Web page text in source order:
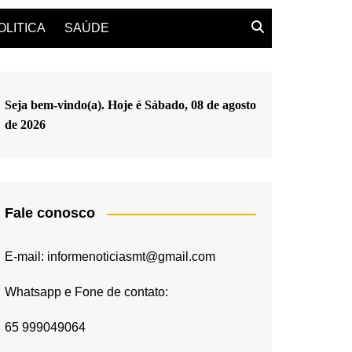
SAÚDE
Seja bem-vindo(a). Hoje é Sábado, 08 de agosto
de 2026
Fale conosco
E-mail: informenoticiasmt@gmail.com
Whatsapp e Fone de contato:
65 999049064